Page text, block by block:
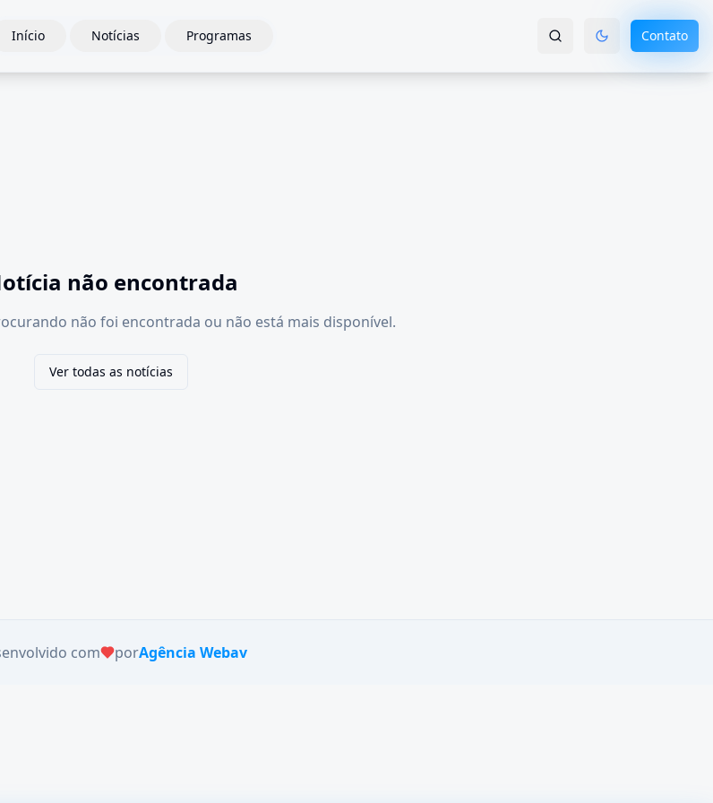
Início Notícias Programas Contato
não encontrada
não foi encontrada ou não está mais disponível.
Ver todas as notícias
com porAgência Webav